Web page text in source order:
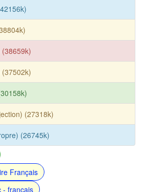
(27318k)
(26745k)
Français
- français